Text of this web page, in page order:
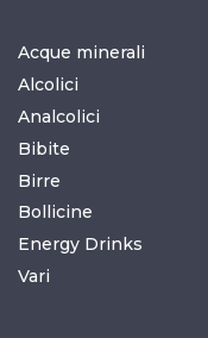
Acque minerali
Alcolici
Analcolici
Bibite
Birre
Bollicine
Energy Drinks
Vari